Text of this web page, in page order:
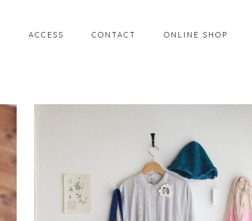
ACCESS CONTACT ONLINE SHOP